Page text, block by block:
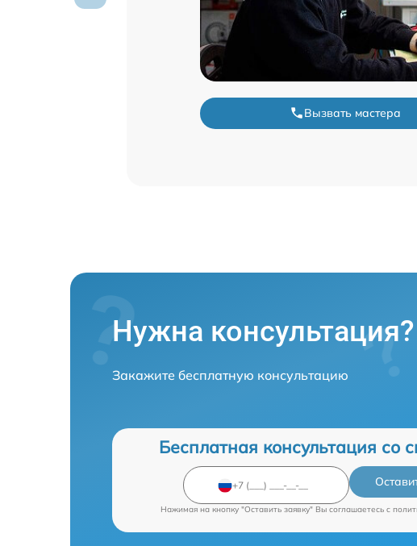
Вызвать мастера
Нужна консультация?
Закажите бесплатную консультацию
Бесплатная консультация со
Нажимая на кнопку "Оставить заявку" Вы соглашаетесь c